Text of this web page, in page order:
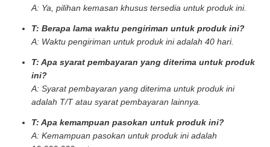
A: Ya, pilihan kemasan khusus tersedia untuk produk ini.
T: Berapa lama waktu pengiriman untuk produk ini?
A: Waktu pengiriman untuk produk ini adalah 40 hari.
T: Apa syarat pembayaran yang diterima untuk produk
ini?
A: Syarat pembayaran yang diterima untuk produk ini
adalah T/T atau syarat pembayaran lainnya.
T: Apa kemampuan pasokan untuk produk ini?
A: Kemampuan pasokan untuk produk ini adalah